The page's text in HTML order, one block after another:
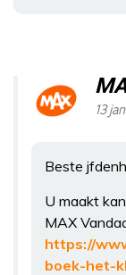
13
Beste
U maakt
MAX
https://
boek-het-